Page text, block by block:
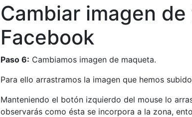
Cambiar imagen
Facebook
Paso 6: Cambiamos imagen de maqueta.
Para ello arrastramos la imagen que hemos
Manteniendo el botón izquierdo del mouse lo
observarás como ésta se incorpora a la zona,